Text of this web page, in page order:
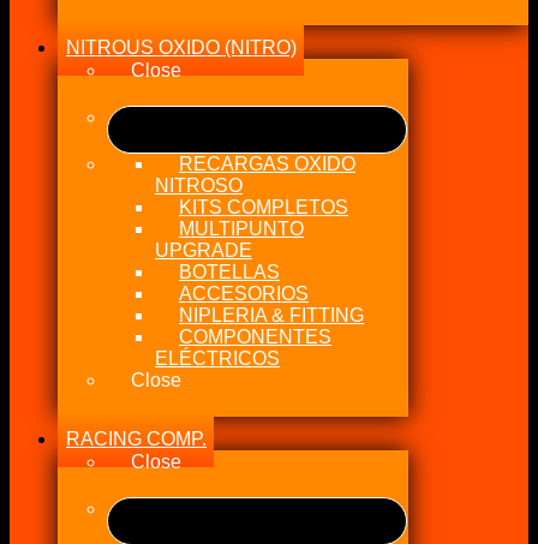
NITROUS OXIDO (NITRO)
Close
RECARGAS OXIDO
NITROSO
KITS COMPLETOS
MULTIPUNTO
UPGRADE
BOTELLAS
ACCESORIOS
NIPLERIA & FITTING
COMPONENTES
ELÉCTRICOS
Close
RACING COMP.
Close